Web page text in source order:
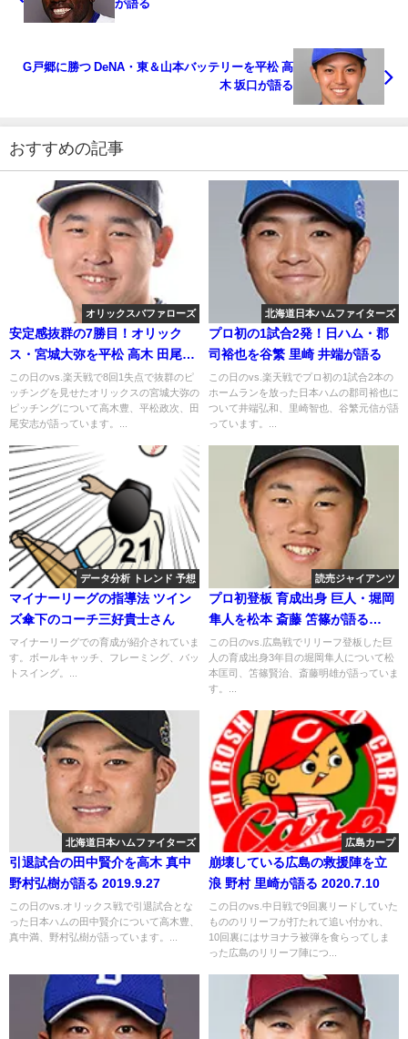
が語る
G戸郷に勝つ DeNA・東＆山本バッテリーを平松 高
木 坂口が語る
おすすめの記事
オリックスバファローズ
安定感抜群の7勝目！オリック
ス・宮城大弥を平松 高木 田尾が
語る
この日のvs.楽天戦で8回1失点で抜群のピ
ッチングを見せたオリックスの宮城大弥の
ピッチングについて高木豊、平松政次、田
尾安志が語っています。...
北海道日本ハムファイターズ
プロ初の1試合2発！日ハム・郡
司裕也を谷繁 里崎 井端が語る
この日のvs.楽天戦でプロ初の1試合2本の
ホームランを放った日本ハムの郡司裕也に
ついて井端弘和、里崎智也、谷繁元信が語
っています。...
データ分析 トレンド 予想
マイナーリーグの指導法 ツイン
ズ傘下のコーチ三好貴士さん
マイナーリーグでの育成が紹介されていま
す。ボールキャッチ、フレーミング、バッ
トスイング。...
読売ジャイアンツ
プロ初登板 育成出身 巨人・堀岡
隼人を松本 斎藤 笘篠が語る
2019.8.1
この日のvs.広島戦でリリーフ登板した巨
人の育成出身3年目の堀岡隼人について松
本匡司、笘篠賢治、斎藤明雄が語っていま
す。...
北海道日本ハムファイターズ
引退試合の田中賢介を高木 真中
野村弘樹が語る 2019.9.27
この日のvs.オリックス戦で引退試合とな
った日本ハムの田中賢介について高木豊、
真中満、野村弘樹が語っています。...
広島カープ
崩壊している広島の救援陣を立
浪 野村 里崎が語る 2020.7.10
この日のvs.中日戦で9回裏リードしていた
もののリリーフが打たれて追い付かれ、
10回裏にはサヨナラ被弾を食らってしま
った広島のリリーフ陣につ...